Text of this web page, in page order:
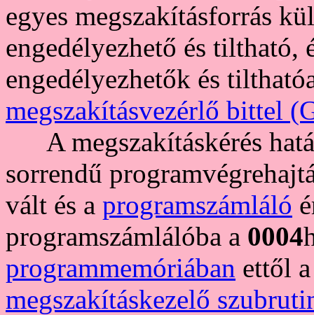
egyes megszakításforrás
engedélyezhető és tiltható,
engedélyezhetők és
megszakításvezérlő bittel
A megszakításkérés
sorrendű
vált és a programszámláló
programszámlálóba a 0004
programmemóriában ettől
megszakításkezelő